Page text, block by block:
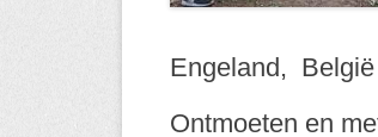
Engeland,
Ontmoeten en